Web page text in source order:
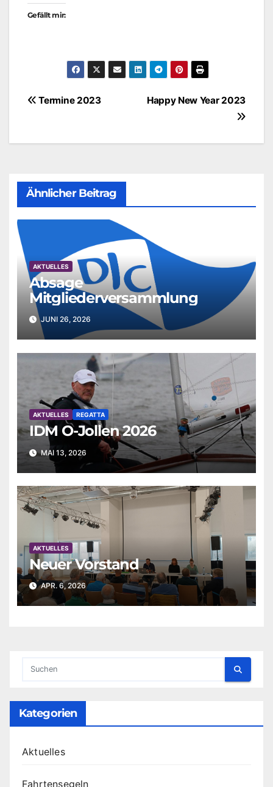
Gefällt mir:
Beitragsnavigation
Happy New Year 2023
Termine 2023
Ähnlicher Beitrag
AKTUELLES
Absage
Mitgliederversammlung
JUNI 26, 2026
AKTUELLES REGATTA
IDM O-Jollen 2026
MAI 13, 2026
AKTUELLES
Neuer Vorstand
APR. 6, 2026
Kategorien
Aktuelles
Fahrtensegeln